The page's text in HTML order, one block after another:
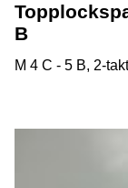
B
M 4 C - 5 B, 2-takt